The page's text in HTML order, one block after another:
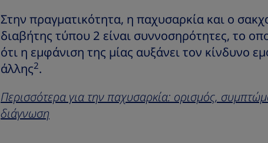
Στην πραγματικότητα, η παχυσαρκία και ο
διαβήτης τύπου 2 είναι συννοσηρότητες, το
ότι η εμφάνιση της μίας αυξάνει τον κίνδυνο
άλλης2.
Περισσότερα για την παχυσαρκία: ορισμός,
διάγνωση